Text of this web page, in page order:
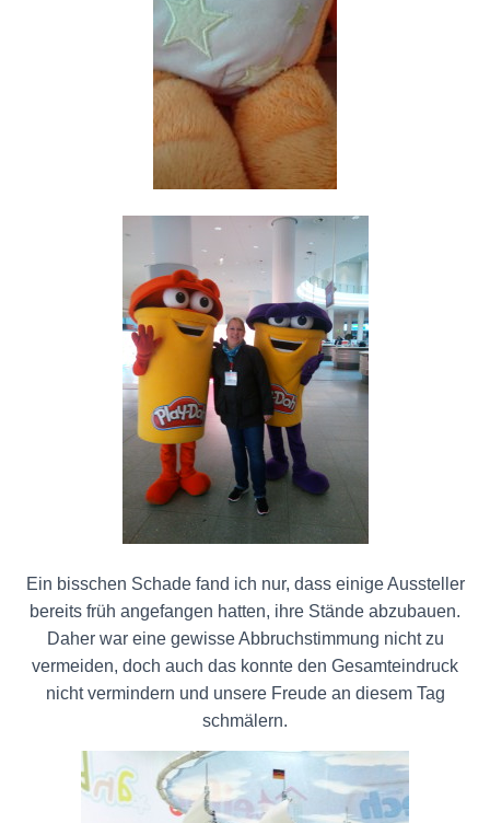
Ein bisschen Schade fand ich nur, dass einige Aussteller
bereits früh angefangen hatten, ihre Stände abzubauen.
Daher war eine gewisse Abbruchstimmung nicht zu
vermeiden, doch auch das konnte den Gesamteindruck
nicht vermindern und unsere Freude an diesem Tag
schmälern.